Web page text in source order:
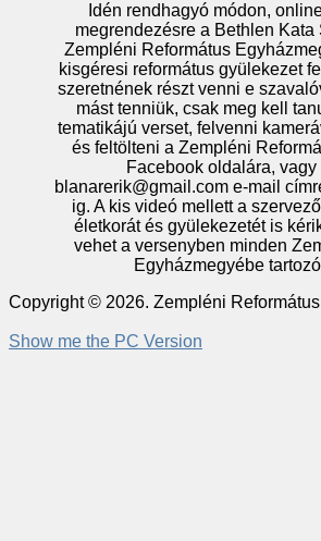
Idén rendhagyó módon,
megrendezésre a Bethlen
Zempléni Református
kisgéresi református gyülekezet
szeretnének részt venni e
mást tenniük, csak meg kell
tematikájú verset, felvenni
és feltölteni a Zempléni
Facebook oldalára,
blanarerik@gmail.com e-mail
ig. A kis videó mellett a
életkorát és gyülekezetét is
vehet a versenyben minden
Egyházmegyébe
Copyright © 2026. Zempléni
Show me the PC Version